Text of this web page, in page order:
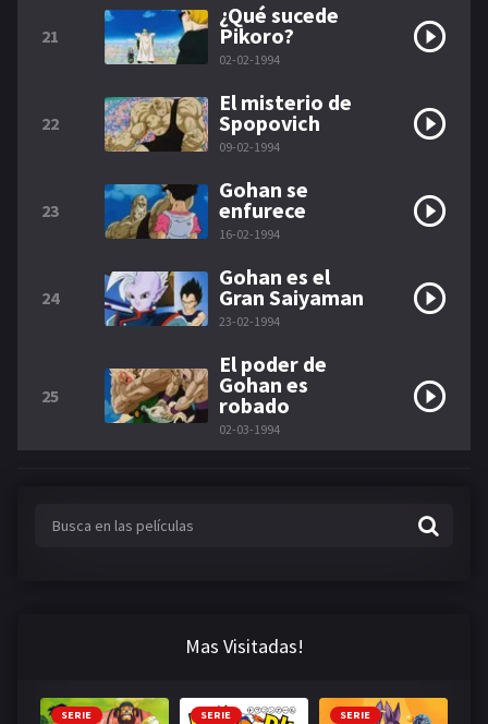
21
¿Qué sucede
Pikoro?
02-02-1994
22
El misterio de
Spopovich
09-02-1994
23
Gohan se
enfurece
16-02-1994
24
Gohan es el
Gran Saiyaman
23-02-1994
25
El poder de
Gohan es
robado
02-03-1994
Mas Visitadas!
SERIE SERIE SERIE